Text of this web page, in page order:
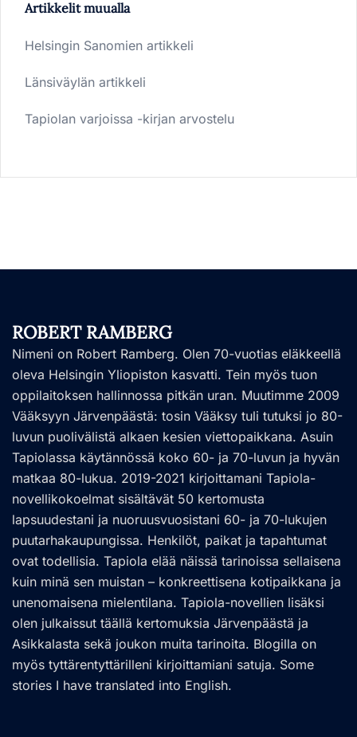
Artikkelit muualla
Helsingin Sanomien artikkeli
Länsiväylän artikkeli
Tapiolan varjoissa -kirjan arvostelu
ROBERT RAMBERG
Nimeni on Robert Ramberg. Olen 70-vuotias eläkkeellä
oleva Helsingin Yliopiston kasvatti. Tein myös tuon
oppilaitoksen hallinnossa pitkän uran. Muutimme 2009
Vääksyyn Järvenpäästä: tosin Vääksy tuli tutuksi jo 80-
luvun puolivälistä alkaen kesien viettopaikkana. Asuin
Tapiolassa käytännössä koko 60- ja 70-luvun ja hyvän
matkaa 80-lukua. 2019-2021 kirjoittamani Tapiola-
novellikokoelmat sisältävät 50 kertomusta
lapsuudestani ja nuoruusvuosistani 60- ja 70-lukujen
puutarhakaupungissa. Henkilöt, paikat ja tapahtumat
ovat todellisia. Tapiola elää näissä tarinoissa sellaisena
kuin minä sen muistan – konkreettisena kotipaikkana ja
unenomaisena mielentilana. Tapiola-novellien lisäksi
olen julkaissut täällä kertomuksia Järvenpäästä ja
Asikkalasta sekä joukon muita tarinoita. Blogilla on
myös tyttärentyttärilleni kirjoittamiani satuja. Some
stories I have translated into English.